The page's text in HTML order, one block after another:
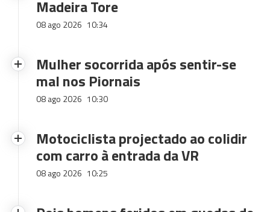
Madeira Tore
08 ago 2026 10:34
Mulher socorrida após sentir-se
mal nos Piornais
08 ago 2026 10:30
Motociclista projectado ao colidir
com carro à entrada da VR
08 ago 2026 10:25